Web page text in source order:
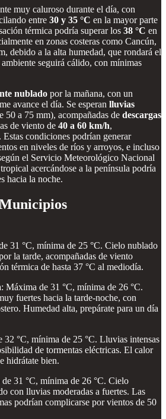
muy caluroso durante el día, con
entre 30 y 35 °C en la mayor parte
térmica podría superar los 38 °C en
en zonas costeras como Cancún,
debido a la alta humedad, que rondará el
seguirá cálido, con mínimas
nublado por la mañana, con un
avance el día. Se esperan lluvias
50 a 75 mm), acompañadas de descargas
de viento de 40 a 60 km/h,
Estas condiciones podrían generar
en niveles de ríos y arroyos, e incluso
el Servicio Meteorológico Nacional
acercándose a la península podría
hacia la noche.
31 °C, mínima de 25 °C. Cielo nublado
la tarde, acompañadas de viento
térmica de hasta 37 °C al mediodía.
: Máxima de 31 °C, mínima de 26 °C.
fuertes hacia la tarde-noche, con
Humedad alta, prepárate para un día
32 °C, mínima de 25 °C. Lluvias intensas
de tormentas eléctricas. El calor
hidrátate bien.
31 °C, mínima de 26 °C. Cielo
con lluvias moderadas a fuertes. Las
podrían complicarse por vientos de 50